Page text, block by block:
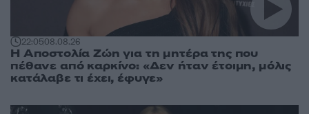
22:0508.08.26
Η Αποστολία Ζώη για τη μητέρα της που
πέθανε από καρκίνο: «Δεν ήταν έτοιμη, μόλις
κατάλαβε τι έχει, έφυγε»